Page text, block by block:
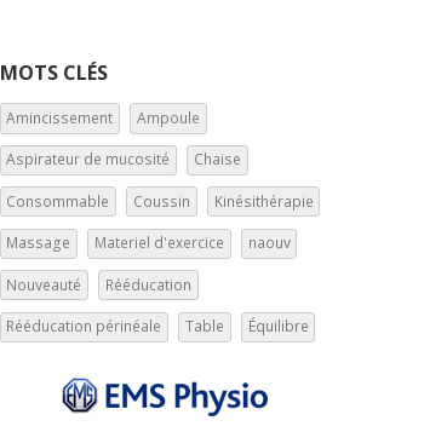
MOTS CLÉS
Amincissement Ampoule
Aspirateur de mucosité Chaise
Consommable Coussin Kinésithérapie
Massage Materiel d'exercice naouv
Nouveauté Rééducation
Rééducation périnéale Table Équilibre